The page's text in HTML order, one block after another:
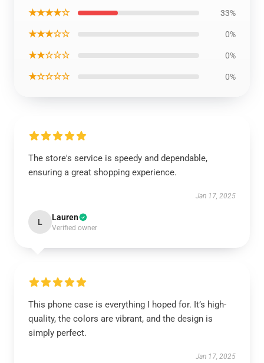
★★★★☆ 33%
★★★☆☆ 0%
★★☆☆☆ 0%
★☆☆☆☆ 0%
The store's service is speedy and dependable,
ensuring a great shopping experience.
Jan 17, 2025
L Lauren
Verified owner
This phone case is everything I hoped for. It’s high-
quality, the colors are vibrant, and the design is
simply perfect.
Jan 17, 2025